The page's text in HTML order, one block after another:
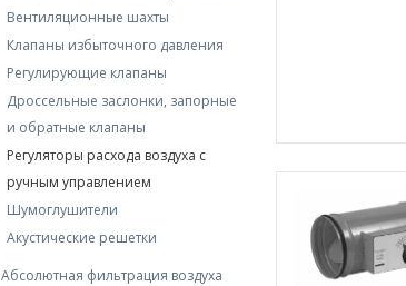
Вентиляционные шахты
Клапаны избыточного давления
Регулирующие клапаны
Дроссельные заслонки, запорные
и обратные клaпаны
Регуляторы расхода воздуха с
ручным управлением
Шумоглушители
Акустические решетки
Абсолютная фильтрация воздуха